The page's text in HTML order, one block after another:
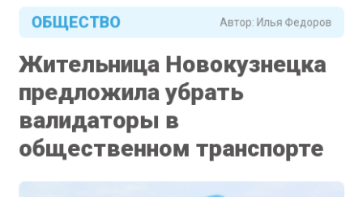
Жительница Новокузнецка
предложила убрать
валидаторы в
общественном транспорте